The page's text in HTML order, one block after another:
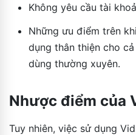
Không yêu cầu tài
Những ưu điểm trên
dụng thân thiện cho
dùng thường xuyên.
Nhược điểm của
Tuy nhiên, việc sử dụng